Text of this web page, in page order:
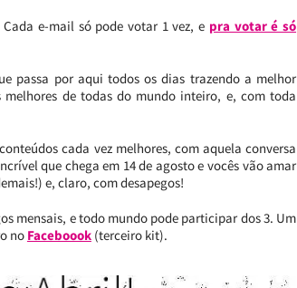
e-mail só pode votar 1 vez, e pra votar é só
passa por aqui todos os dias trazendo a melhor
de todas do mundo inteiro, e, com toda
cada vez melhores, com aquela conversa
que chega em 14 de agosto e vocês vão amar
e, claro, com desapegos!
mensais, e todo mundo pode participar dos 3. Um
no Faceboook (terceiro kit).